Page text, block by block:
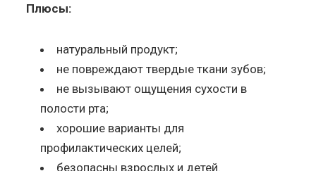
Плюсы:
натуральный продукт;
не повреждают твердые ткани зубов;
не вызывают ощущения сухости в
полости рта;
хорошие варианты для
профилактических целей;
безопасны взрослых и детей.